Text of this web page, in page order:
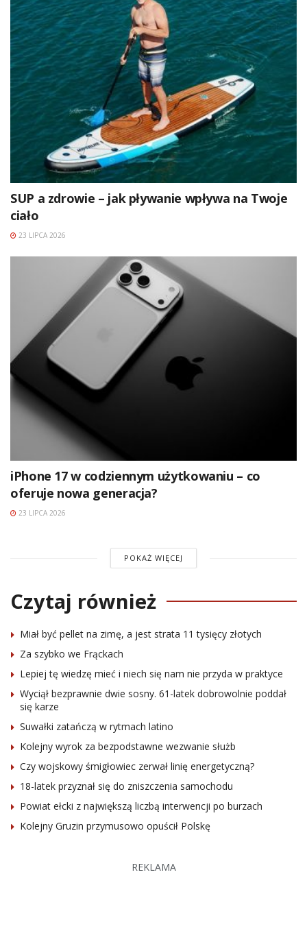
SUP a zdrowie – jak pływanie wpływa na Twoje
ciało
23 LIPCA 2026
iPhone 17 w codziennym użytkowaniu – co
oferuje nowa generacja?
23 LIPCA 2026
POKAŻ WIĘCEJ
Czytaj również
Miał być pellet na zimę, a jest strata 11 tysięcy złotych
Za szybko we Frąckach
Lepiej tę wiedzę mieć i niech się nam nie przyda w praktyce
Wyciął bezprawnie dwie sosny. 61-latek dobrowolnie poddał
się karze
Suwałki zatańczą w rytmach latino
Kolejny wyrok za bezpodstawne wezwanie służb
Czy wojskowy śmigłowiec zerwał linię energetyczną?
18-latek przyznał się do zniszczenia samochodu
Powiat ełcki z największą liczbą interwencji po burzach
Kolejny Gruzin przymusowo opuścił Polskę
REKLAMA